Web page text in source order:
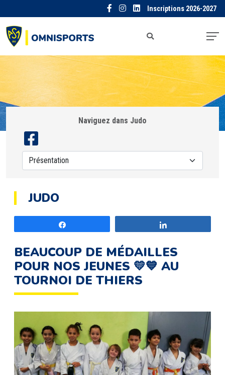
Inscriptions 2026-2027
Naviguez dans Judo
JUDO
BEAUCOUP DE MÉDAILLES
POUR NOS JEUNES 💛💙 AU
TOURNOI DE THIERS